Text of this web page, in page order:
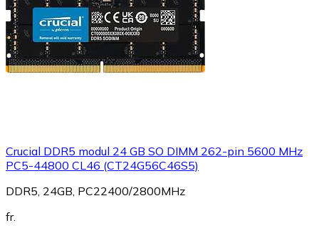
Crucial DDR5 modul 24 GB SO DIMM 262-pin 5600 MHz
PC5-44800 CL46 (CT24G56C46S5)
DDR5, 24GB, PC22400/2800MHz
fr.